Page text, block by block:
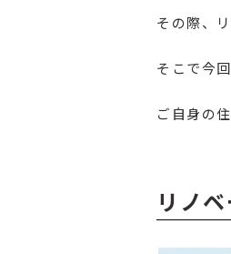
その際、
そこで今
ご自身の
リノ